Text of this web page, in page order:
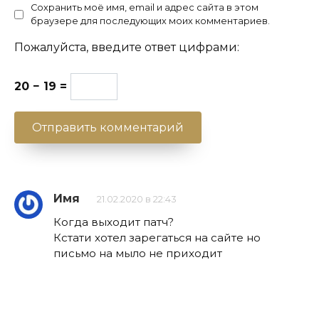
Сохранить моё имя, email и адрес сайта в этом
браузере для последующих моих комментариев.
Пожалуйста, введите ответ цифрами:
20 − 19 =
Имя 21.02.2020 в 22:43
Когда выходит патч?
Кстати хотел зарегаться на сайте но
письмо на мыло не приходит